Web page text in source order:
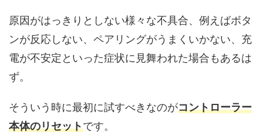
原因がはっきりとしない様々な不具合、例えばボタ
ンが反応しない、ペアリングがうまくいかない、充
電が不安定といった症状に見舞われた場合もあるは
ず。
そういう時に最初に試すべきなのがコントローラー
本体のリセットです。